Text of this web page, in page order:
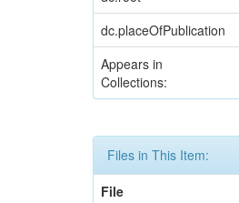
dc.placeOfPublication
Appears in
Collections:
Files in This Item:
File